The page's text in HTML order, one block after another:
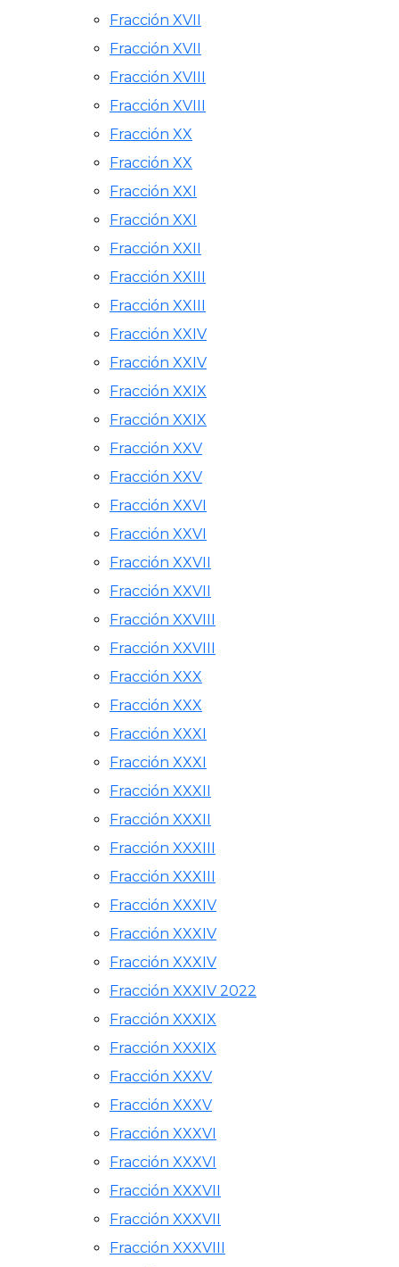
Fracción XVII
Fracción XVII
Fracción XVIII
Fracción XVIII
Fracción XX
Fracción XX
Fracción XXI
Fracción XXI
Fracción XXII
Fracción XXIII
Fracción XXIII
Fracción XXIV
Fracción XXIV
Fracción XXIX
Fracción XXIX
Fracción XXV
Fracción XXV
Fracción XXVI
Fracción XXVI
Fracción XXVII
Fracción XXVII
Fracción XXVIII
Fracción XXVIII
Fracción XXX
Fracción XXX
Fracción XXXI
Fracción XXXI
Fracción XXXII
Fracción XXXII
Fracción XXXIII
Fracción XXXIII
Fracción XXXIV
Fracción XXXIV
Fracción XXXIV
Fracción XXXIV 2022
Fracción XXXIX
Fracción XXXIX
Fracción XXXV
Fracción XXXV
Fracción XXXVI
Fracción XXXVI
Fracción XXXVII
Fracción XXXVII
Fracción XXXVIII